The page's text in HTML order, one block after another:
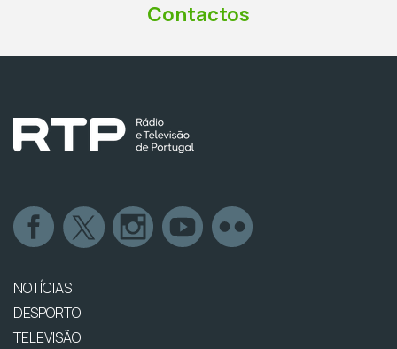
Contactos
NOTÍCIAS
DESPORTO
TELEVISÃO